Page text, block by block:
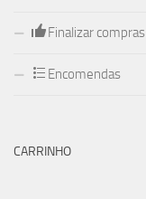
Finalizar compras
Encomendas
CARRINHO